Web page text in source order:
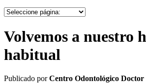
Volvemos a nuestro
habitual
Publicado porCentro Odontológico Doctor